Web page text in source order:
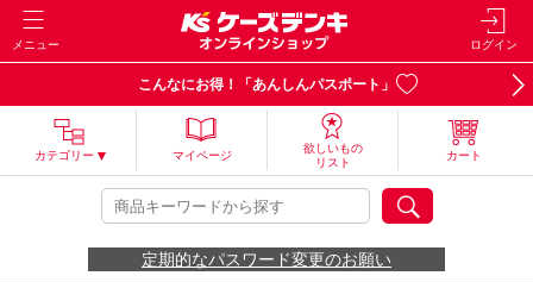
メニュー ログイン
こんなにお得！「あんしんパスポート」
カテゴリー マイページ
欲しいもの
リスト
カート
定期的なパスワード変更のお願い